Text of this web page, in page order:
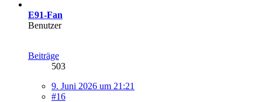
E91-Fan
Benutzer
Beiträge
503
9. Juni 2026 um 21:21
#16